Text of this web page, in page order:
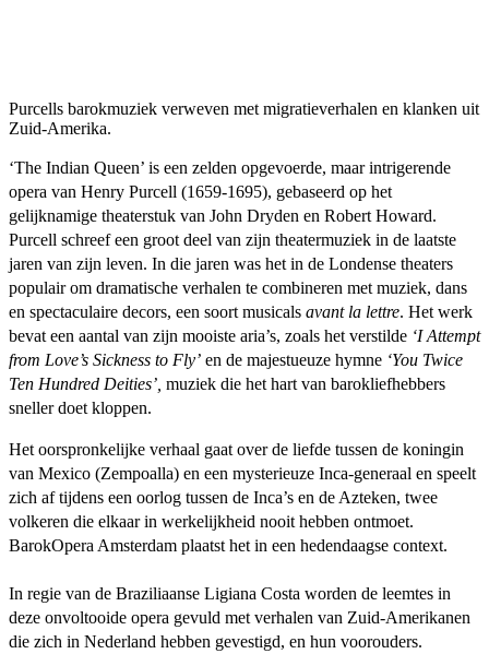
Purcells barokmuziek verweven met migratieverhalen en klanken uit
Zuid-Amerika.
‘The Indian Queen’ is een zelden opgevoerde, maar intrigerende
opera van Henry Purcell (1659-1695), gebaseerd op het
gelijknamige theaterstuk van John Dryden en Robert Howard.
Purcell schreef een groot deel van zijn theatermuziek in de laatste
jaren van zijn leven. In die jaren was het in de Londense theaters
populair om dramatische verhalen te combineren met muziek, dans
en spectaculaire decors, een soort musicals avant la lettre. Het werk
bevat een aantal van zijn mooiste aria’s, zoals het verstilde ‘I Attempt
from Love’s Sickness to Fly’ en de majestueuze hymne ‘You Twice
Ten Hundred Deities’, muziek die het hart van barokliefhebbers
sneller doet kloppen.
Het oorspronkelijke verhaal gaat over de liefde tussen de koningin
van Mexico (Zempoalla) en een mysterieuze Inca-generaal en speelt
zich af tijdens een oorlog tussen de Inca’s en de Azteken, twee
volkeren die elkaar in werkelijkheid nooit hebben ontmoet.
BarokOpera Amsterdam plaatst het in een hedendaagse context.
In regie van de Braziliaanse Ligiana Costa worden de leemtes in
deze onvoltooide opera gevuld met verhalen van Zuid-Amerikanen
die zich in Nederland hebben gevestigd, en hun voorouders.